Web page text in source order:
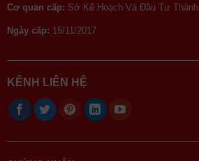
Cơ quan cấp: Sở Kế Hoạch Và Đầu Tư
Ngày cấp: 15/11/2017
KÊNH LIÊN HỆ